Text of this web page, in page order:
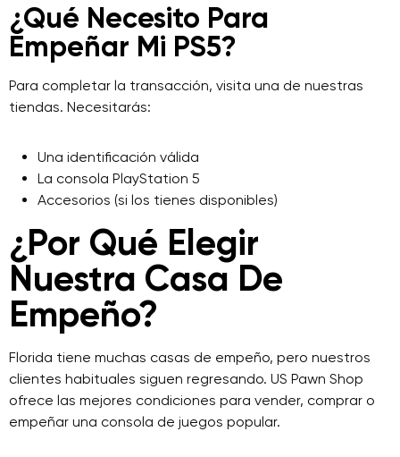
¿Qué Necesito Para
Empeñar Mi PS5?
Para completar la transacción, visita una de nuestras
tiendas. Necesitarás:
Una identificación válida
La consola PlayStation 5
Accesorios (si los tienes disponibles)
¿Por Qué Elegir
Nuestra Casa De
Empeño?
Florida tiene muchas casas de empeño, pero nuestros
clientes habituales siguen regresando. US Pawn Shop
ofrece las mejores condiciones para vender, comprar o
empeñar una consola de juegos popular.